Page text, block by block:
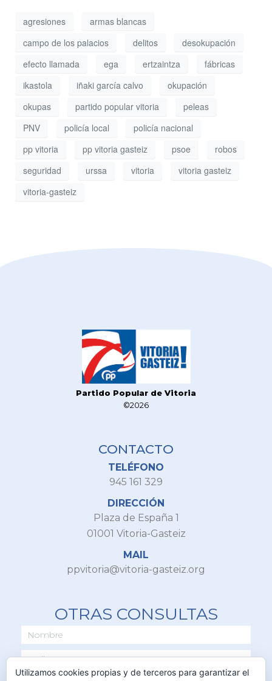
agresiones
armas blancas
campo de los palacios
delitos
desokupación
efecto llamada
ega ertzaintza
fábricas
ikastola
iñaki garcía calvo
okupación
okupas
partido popular vitoria
peleas
PNV
policía local
policía nacional
pp vitoria
pp vitoria gasteiz psoe
robos
seguridad
urssa vitoria
vitoria gasteiz
vitoria-gasteiz
Partido Popular de Vitoria
©2026
CONTACTO
TELÉFONO
945 161 329
DIRECCIÓN
Plaza de España 1
01001 Vitoria-Gasteiz
MAIL
ppvitoria@vitoria-gasteiz.org
OTRAS CONSULTAS
Utilizamos cookies propias y de terceros para garantizar el